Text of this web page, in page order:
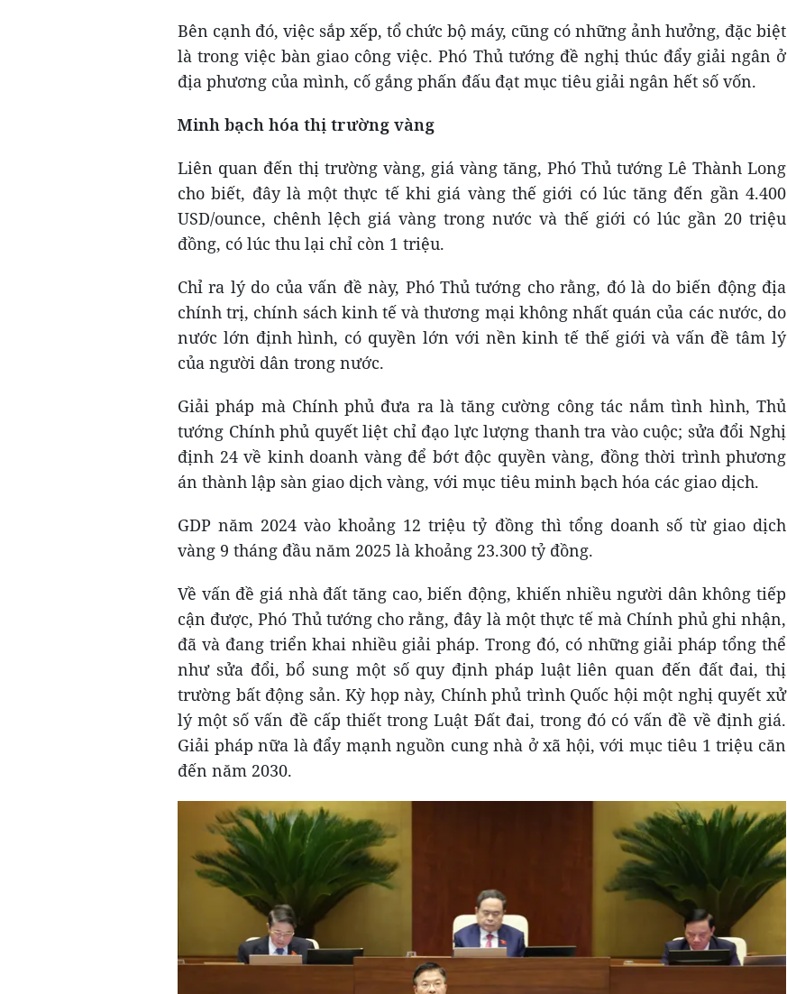
Bên cạnh đó, việc sắp xếp, tổ chức bộ máy, cũng có những ảnh hưởng, đặc biệt
là trong việc bàn giao công việc. Phó Thủ tướng đề nghị thúc đẩy giải ngân ở
địa phương của mình, cố gắng phấn đấu đạt mục tiêu giải ngân hết số vốn.
Minh bạch hóa thị trường vàng
Liên quan đến thị trường vàng, giá vàng tăng, Phó Thủ tướng Lê Thành Long
cho biết, đây là một thực tế khi giá vàng thế giới có lúc tăng đến gần 4.400
USD/ounce, chênh lệch giá vàng trong nước và thế giới có lúc gần 20 triệu
đồng, có lúc thu lại chỉ còn 1 triệu.
Chỉ ra lý do của vấn đề này, Phó Thủ tướng cho rằng, đó là do biến động địa
chính trị, chính sách kinh tế và thương mại không nhất quán của các nước, do
nước lớn định hình, có quyền lớn với nền kinh tế thế giới và vấn đề tâm lý
của người dân trong nước.
Giải pháp mà Chính phủ đưa ra là tăng cường công tác nắm tình hình, Thủ
tướng Chính phủ quyết liệt chỉ đạo lực lượng thanh tra vào cuộc; sửa đổi Nghị
định 24 về kinh doanh vàng để bớt độc quyền vàng, đồng thời trình phương
án thành lập sàn giao dịch vàng, với mục tiêu minh bạch hóa các giao dịch.
GDP năm 2024 vào khoảng 12 triệu tỷ đồng thì tổng doanh số từ giao dịch
vàng 9 tháng đầu năm 2025 là khoảng 23.300 tỷ đồng.
Về vấn đề giá nhà đất tăng cao, biến động, khiến nhiều người dân không tiếp
cận được, Phó Thủ tướng cho rằng, đây là một thực tế mà Chính phủ ghi nhận,
đã và đang triển khai nhiều giải pháp. Trong đó, có những giải pháp tổng thể
như sửa đổi, bổ sung một số quy định pháp luật liên quan đến đất đai, thị
trường bất động sản. Kỳ họp này, Chính phủ trình Quốc hội một nghị quyết xử
lý một số vấn đề cấp thiết trong Luật Đất đai, trong đó có vấn đề về định giá.
Giải pháp nữa là đẩy mạnh nguồn cung nhà ở xã hội, với mục tiêu 1 triệu căn
đến năm 2030.